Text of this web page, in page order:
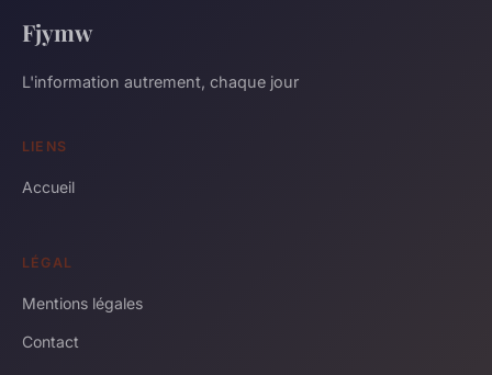
Fjymw
L'information autrement, chaque jour
LIENS
Accueil
LÉGAL
Mentions légales
Contact